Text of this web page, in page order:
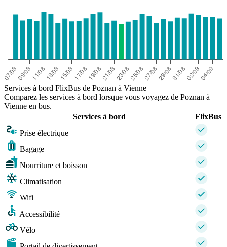
Services à bord FlixBus de Poznan à Vienne
Comparez les services à bord lorsque vous voyagez de Poznan à
Vienne en bus.
Services à bord
FlixBus
Prise électrique
Bagage
Nourriture et boisson
Climatisation
Wifi
Accessibilité
Vélo